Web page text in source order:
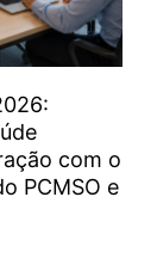
com o
PCMSO e